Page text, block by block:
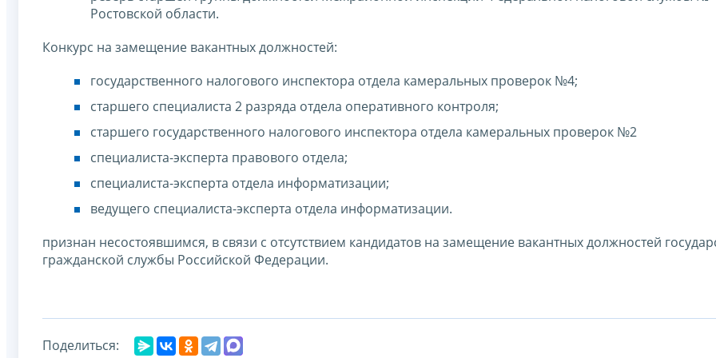
Ростовской области.
Конкурс на замещение вакантных должностей:
государственного налогового инспектора отдела камеральных проверок №4;
старшего специалиста 2 разряда отдела оперативного контроля;
старшего государственного налогового инспектора отдела камеральных проверок №2
специалиста-эксперта правового отдела;
специалиста-эксперта отдела информатизации;
ведущего специалиста-эксперта отдела информатизации.
признан несостоявшимся, в связи с отсутствием кандидатов на замещение вакантных должностей
гражданской службы Российской Федерации.
Поделиться: